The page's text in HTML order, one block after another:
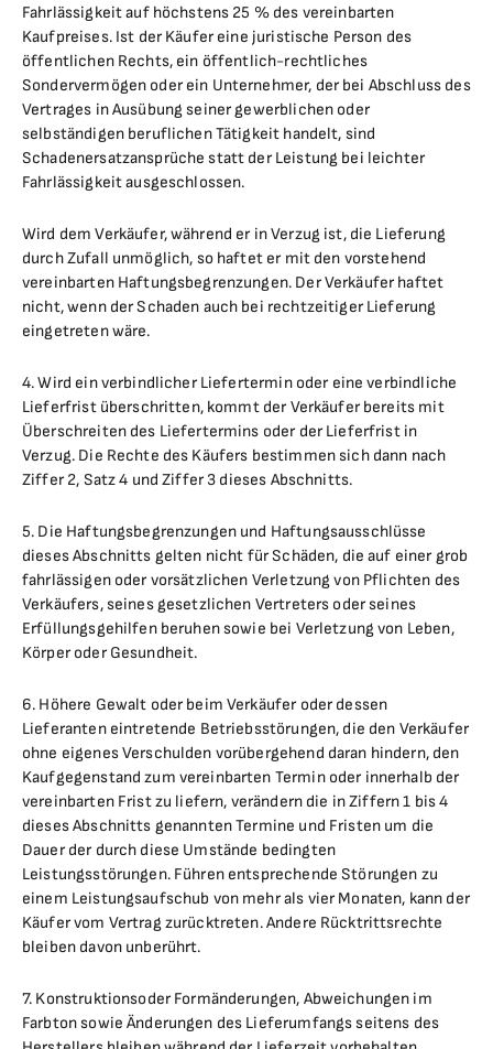
Fahrlässigkeit auf höchstens 25 % des vereinbarten
Kaufpreises. Ist der Käufer eine juristische Person des
öffentlichen Rechts, ein öffentlich-rechtliches
Sondervermögen oder ein Unternehmer, der bei Abschluss des
Vertrages in Ausübung seiner gewerblichen oder
selbständigen beruflichen Tätigkeit handelt, sind
Schadenersatzansprüche statt der Leistung bei leichter
Fahrlässigkeit ausgeschlossen.
Wird dem Verkäufer, während er in Verzug ist, die Lieferung
durch Zufall unmöglich, so haftet er mit den vorstehend
vereinbarten Haftungsbegrenzungen. Der Verkäufer haftet
nicht, wenn der Schaden auch bei rechtzeitiger Lieferung
eingetreten wäre.
4. Wird ein verbindlicher Liefertermin oder eine verbindliche
Lieferfrist überschritten, kommt der Verkäufer bereits mit
Überschreiten des Liefertermins oder der Lieferfrist in
Verzug. Die Rechte des Käufers bestimmen sich dann nach
Ziffer 2, Satz 4 und Ziffer 3 dieses Abschnitts.
5. Die Haftungsbegrenzungen und Haftungsausschlüsse
dieses Abschnitts gelten nicht für Schäden, die auf einer grob
fahrlässigen oder vorsätzlichen Verletzung von Pflichten des
Verkäufers, seines gesetzlichen Vertreters oder seines
Erfüllungsgehilfen beruhen sowie bei Verletzung von Leben,
Körper oder Gesundheit.
6. Höhere Gewalt oder beim Verkäufer oder dessen
Lieferanten eintretende Betriebsstörungen, die den Verkäufer
ohne eigenes Verschulden vorübergehend daran hindern, den
Kaufgegenstand zum vereinbarten Termin oder innerhalb der
vereinbarten Frist zu liefern, verändern die in Ziffern 1 bis 4
dieses Abschnitts genannten Termine und Fristen um die
Dauer der durch diese Umstände bedingten
Leistungsstörungen. Führen entsprechende Störungen zu
einem Leistungsaufschub von mehr als vier Monaten, kann der
Käufer vom Vertrag zurücktreten. Andere Rücktrittsrechte
bleiben davon unberührt.
7. Konstruktionsoder Formänderungen, Abweichungen im
Farbton sowie Änderungen des Lieferumfangs seitens des